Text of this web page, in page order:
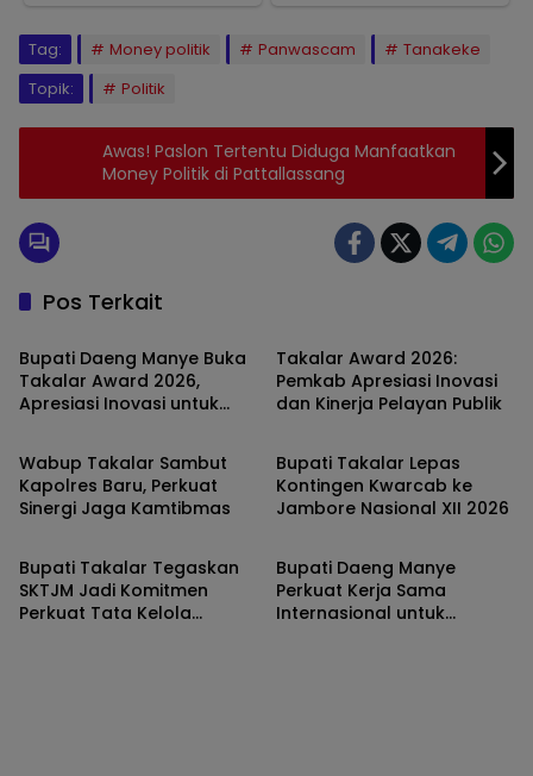
Tag: Money politik Panwascam
Tanakeke
Topik:
Politik
Awas! Paslon Tertentu Diduga Manfaatkan
Money Politik di Pattallassang
Pos Terkait
TAKALAR
Bupati Daeng Manye Buka
Takalar Award 2026,
Apresiasi Inovasi untuk
Takalar Award 2026:
Pemkab Apresiasi Inovasi
dan Kinerja Pelayan Publik
TAKALAR
Wabup Takalar Sambut
Kapolres Baru, Perkuat
Sinergi Jaga Kamtibmas
TAKALAR
Bupati Takalar Lepas
Kontingen Kwarcab ke
Jambore Nasional XII 2026
TAKALAR
Bupati Takalar Tegaskan
SKTJM Jadi Komitmen
Perkuat Tata Kelola
TAKALAR
Bupati Daeng Manye
Perkuat Kerja Sama
Internasional untuk